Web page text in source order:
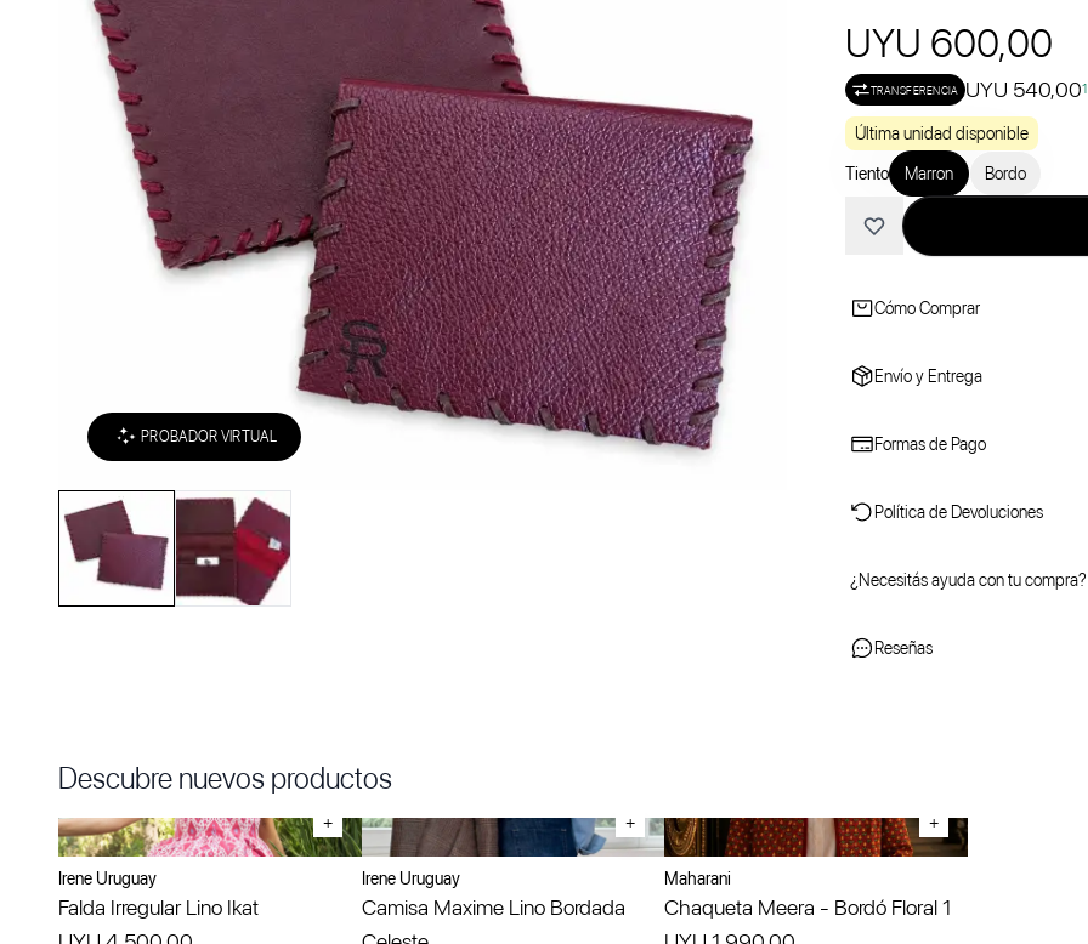
PROBADOR VIRTUAL
UYU 600,00
TRANSFERENCIA UYU 540,00
Última unidad disponible
Tiento Marron Bordo
Cómo Comprar
Envío y Entrega
Formas de Pago
Política de Devoluciones
¿Necesitás ayuda con tu compra?
Reseñas
Descubre nuevos productos
+
Irene Uruguay
Falda Irregular Lino Ikat
+
Irene Uruguay
Camisa Maxime Lino Bordada
+
Maharani
Chaqueta Meera - Bordó Floral 1